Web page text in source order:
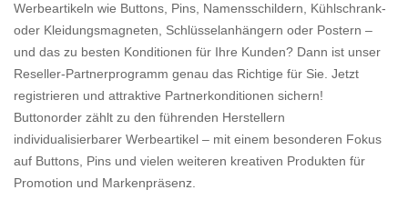
Werbeartikeln wie Buttons, Pins, Namensschildern, Kühlschrank-
oder Kleidungsmagneten, Schlüsselanhängern oder Postern –
und das zu besten Konditionen für Ihre Kunden? Dann ist unser
Reseller-Partnerprogramm genau das Richtige für Sie. Jetzt
registrieren und attraktive Partnerkonditionen sichern!
Buttonorder zählt zu den führenden Herstellern
individualisierbarer Werbeartikel – mit einem besonderen Fokus
auf Buttons, Pins und vielen weiteren kreativen Produkten für
Promotion und Markenpräsenz.